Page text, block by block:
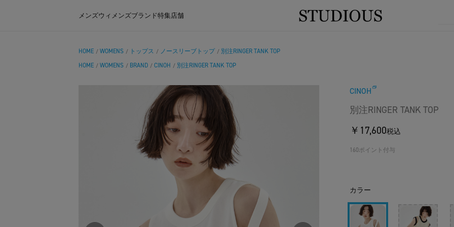
メンズウィメンズブランド特集店舗
HOME / WOMENS / トップス / ノースリーブトップ / 別注RINGER TANK TOP
HOME / WOMENS / BRAND / CINOH / 別注RINGER TANK TOP
CINOH
別注RINGER TANK TOP
￥17,600税込
160ポイント付与
カラー